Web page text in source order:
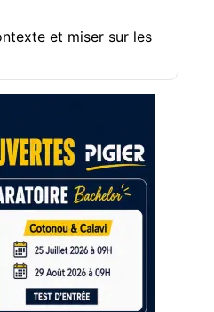
et miser sur les